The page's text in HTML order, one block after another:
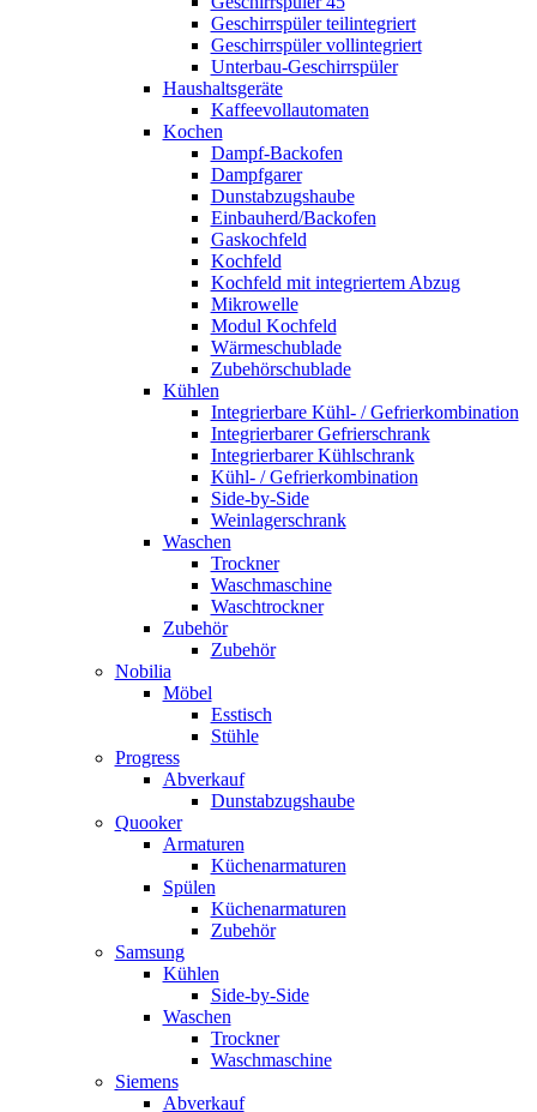
Geschirrspüler teilintegriert
Geschirrspüler vollintegriert
Unterbau-Geschirrspüler
Haushaltsgeräte
Kaffeevollautomaten
Kochen
Dampf-Backofen
Dampfgarer
Dunstabzugshaube
Einbauherd/Backofen
Gaskochfeld
Kochfeld
Kochfeld mit integriertem Abzug
Mikrowelle
Modul Kochfeld
Wärmeschublade
Zubehörschublade
Kühlen
Integrierbare Kühl- / Gefrierkombination
Integrierbarer Gefrierschrank
Integrierbarer Kühlschrank
Kühl- / Gefrierkombination
Side-by-Side
Weinlagerschrank
Waschen
Trockner
Waschmaschine
Waschtrockner
Zubehör
Zubehör
Nobilia
Möbel
Esstisch
Stühle
Progress
Abverkauf
Dunstabzugshaube
Quooker
Armaturen
Küchenarmaturen
Spülen
Küchenarmaturen
Zubehör
Samsung
Kühlen
Side-by-Side
Waschen
Trockner
Waschmaschine
Siemens
Abverkauf